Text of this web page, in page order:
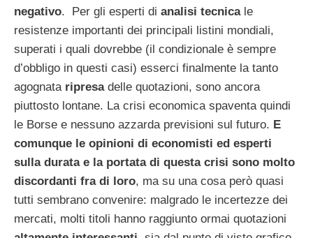
negativo. Per gli esperti di analisi tecnicale
resistenze importanti dei principali listini mondiali,
superati i quali dovrebbe (il condizionale è sempre
d’obbligo in questi casi) esserci finalmente la tanto
agognata ripresadelle quotazioni, sono ancora
piuttosto lontane. La crisi economica spaventa quindi
le Borse e nessuno azzarda previsioni sul futuro. E
comunque le opinioni di economisti ed esperti
sulla durata e la portata di questa crisi sono molto
discordanti fra di loro, ma su una cosa però quasi
tutti sembrano convenire: malgrado le incertezze dei
mercati, molti titoli hanno raggiunto ormai quotazioni